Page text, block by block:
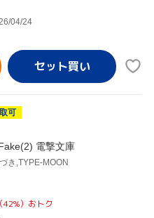
04/24
可
電撃文庫
き,TYPE-MOON
）おトク